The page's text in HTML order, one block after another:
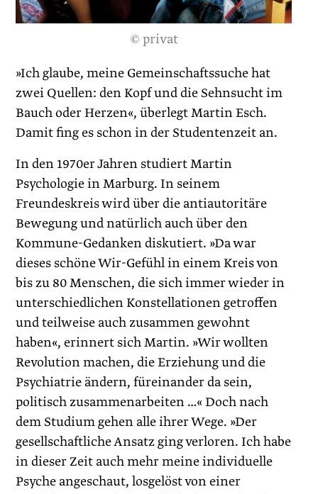
© privat
»Ich glaube, meine Gemeinschaftssuche hat
zwei Quellen: den Kopf und die Sehnsucht im
Bauch oder Herzen«, überlegt Martin Esch.
Damit fing es schon in der Studentenzeit an.
In den 1970er Jahren studiert Martin
Psychologie in Marburg. In seinem
Freundeskreis wird über die antiautoritäre
Bewegung und natürlich auch über den
Kommune-Gedanken diskutiert. »Da war
dieses schöne Wir-Gefühl in einem Kreis von
bis zu 80 Menschen, die sich immer wieder in
unterschiedlichen Konstellationen getroffen
und teilweise auch zusammen gewohnt
haben«, erinnert sich Martin. »Wir wollten
Revolution machen, die Erziehung und die
Psychiatrie ändern, füreinander da sein,
politisch zusammenarbeiten …« Doch nach
dem Studium gehen alle ihrer Wege. »Der
gesellschaftliche Ansatz ging verloren. Ich habe
in dieser Zeit auch mehr meine individuelle
Psyche angeschaut, losgelöst von einer